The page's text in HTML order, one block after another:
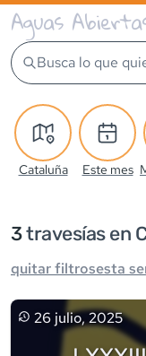
Aguas
Busca lo que
Cataluña Este mes
3travesías en
quitar filtrosesta
26 julio, 2025